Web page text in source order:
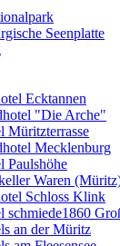
Seenplatte
Ecktannen
"Die Arche"
Müritzterrasse
Mecklenburg
Paulshöhe
Waren
Schloss Klink
schmiede1860
an der Müritz